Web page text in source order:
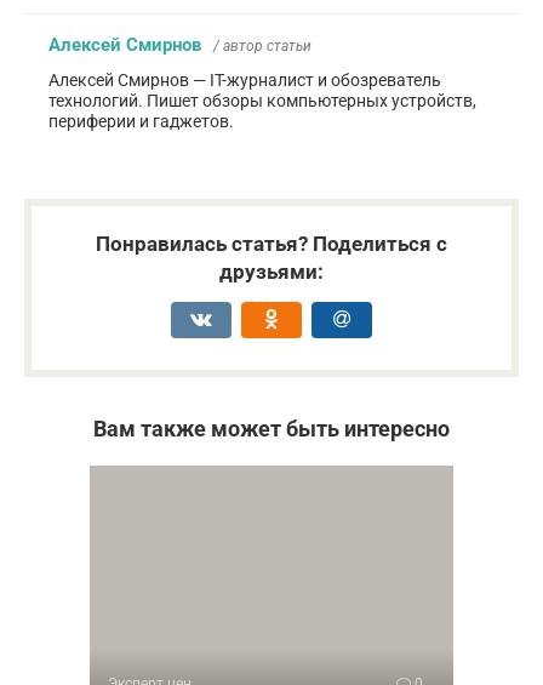
Алексей Смирнов / автор статьи
Алексей Смирнов — IT-журналист и обозреватель
технологий. Пишет обзоры компьютерных устройств,
периферии и гаджетов.
Понравилась статья? Поделиться с
друзьями:
Вам также может быть интересно